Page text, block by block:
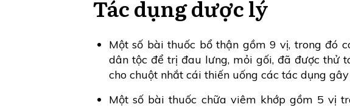
Tác dụng dược lý
Một số bài thuốc bổ thận gồm 9 vị, trong đó
dân tộc để trị đau lưng, mỏi gối, đã được thử
cho chuột nhắt cái thiến uống các tác dụng
Một số bài thuốc chữa viêm khớp gồm 5 vị